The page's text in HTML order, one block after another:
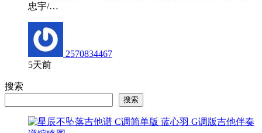
忠宇/…
2570834467
5天前
搜索
搜索